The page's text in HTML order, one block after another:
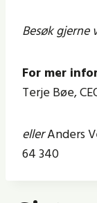
Besøk gjerne
For mer
Terje Bøe,
ellerAnders
64 340